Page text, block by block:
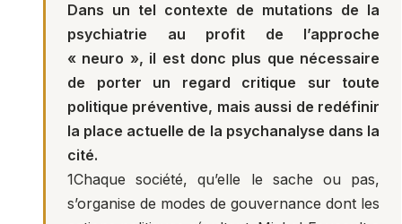
Dans un tel contexte de mutations de la
psychiatrie au profit de l’approche
« neuro », il est donc plus que nécessaire
de porter un regard critique sur toute
politique préventive, mais aussi de redéfinir
la place actuelle de la psychanalyse dans la
cité.
1Chaque société, qu’elle le sache ou pas,
s’organise de modes de gouvernance dont les